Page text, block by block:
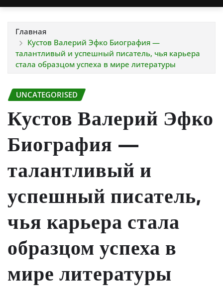
Главная
Кустов Валерий Эфко Биография —
талантливый и успешный писатель, чья карьера
стала образцом успеха в мире литературы
UNCATEGORISED
Кустов Валерий Эфко
Биография —
талантливый и
успешный писатель,
чья карьера стала
образцом успеха в
мире литературы